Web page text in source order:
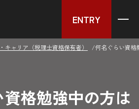
ENTRY
キャリア（税理士資格保有者） 何名ぐらい資格
格勉強中の方は